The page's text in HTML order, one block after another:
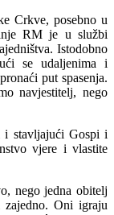
Crkve, posebno u
RM je u službi
Istodobno
se udaljenima i
put spasenja.
navjestitelj, nego
i stavljajući Gospi i
vjere i vlastite
nego jedna obitelj
Oni igraju